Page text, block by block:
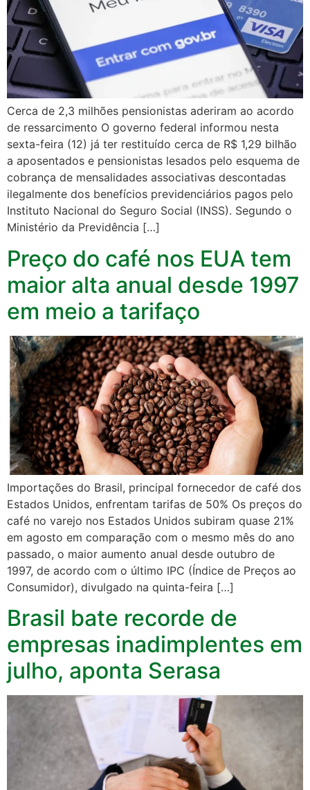
Cerca de 2,3 milhões pensionistas aderiram ao acordo
de ressarcimento O governo federal informou nesta
sexta-feira (12) já ter restituído cerca de R$ 1,29 bilhão
a aposentados e pensionistas lesados pelo esquema de
cobrança de mensalidades associativas descontadas
ilegalmente dos benefícios previdenciários pagos pelo
Instituto Nacional do Seguro Social (INSS). Segundo o
Ministério da Previdência […]
Preço do café nos EUA tem
maior alta anual desde 1997
em meio a tarifaço
Importações do Brasil, principal fornecedor de café dos
Estados Unidos, enfrentam tarifas de 50% Os preços do
café no varejo nos Estados Unidos subiram quase 21%
em agosto em comparação com o mesmo mês do ano
passado, o maior aumento anual desde outubro de
1997, de acordo com o último IPC (Índice de Preços ao
Consumidor), divulgado na quinta-feira […]
Brasil bate recorde de
empresas inadimplentes em
julho, aponta Serasa